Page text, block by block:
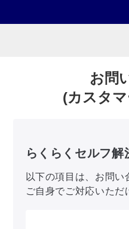
お問
(カスタ
らくらくセルフ解
以下の項目は、お問い
ご自身でご対応いただ